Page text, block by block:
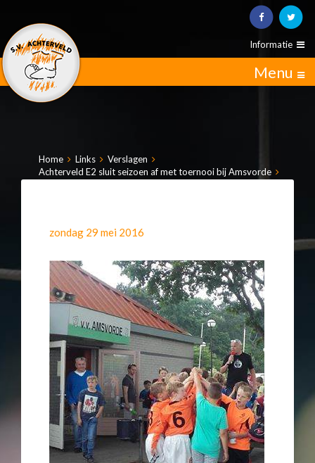
Informatie
Menu
Home Links
Verslagen
Achterveld E2 sluit seizoen af met toernooi bij Amsvorde
zondag 29 mei 2016